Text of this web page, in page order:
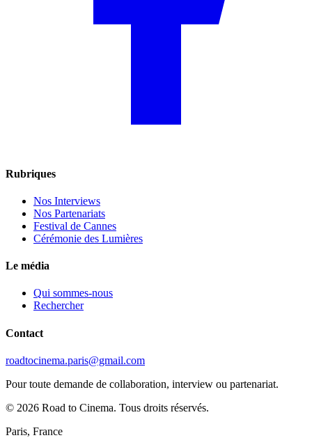
Rubriques
Nos Interviews
Nos Partenariats
Festival de Cannes
Cérémonie des Lumières
Le média
Qui sommes-nous
Rechercher
Contact
roadtocinema.paris@gmail.com
Pour toute demande de collaboration, interview ou partenariat.
© 2026 Road to Cinema. Tous droits réservés.
Paris, France